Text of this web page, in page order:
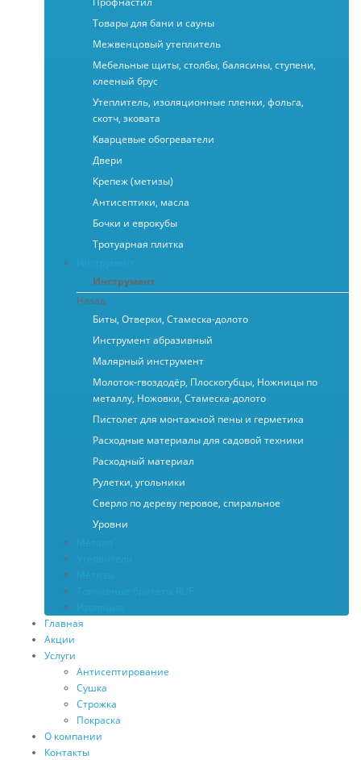
Товары для бани и сауны
Межвенцовый утеплитель
Мебельные щиты, столбы, балясины, ступени,
клееный брус
Утеплитель, изоляционные пленки, фольга,
скотч, эковата
Кварцевые обогреватели
Двери
Крепеж (метизы)
Антисептики, масла
Бочки и еврокубы
Тротуарная плитка
Инструмент
Назад
Биты, Отверки, Стамеска-долото
Инструмент абразивный
Малярный инструмент
Молоток-гвоздодёр, Плоскогубцы, Ножницы по
металлу, Ножовки, Стамеска-долото
Пистолет для монтажной пены и герметика
Расходные материалы для садовой техники
Расходный материал
Рулетки, угольники
Сверло по дереву перовое, спиральное
Уровни
Главная
Акции
Услуги
Антисептирование
Сушка
Строжка
Покраска
О компании
Контакты